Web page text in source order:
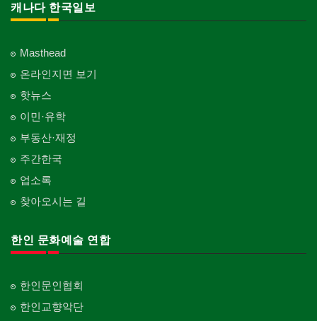
캐나다 한국일보
Masthead
온라인지면 보기
핫뉴스
이민·유학
부동산·재정
주간한국
업소록
찾아오시는 길
한인 문화예술 연합
한인문인협회
한인교향악단